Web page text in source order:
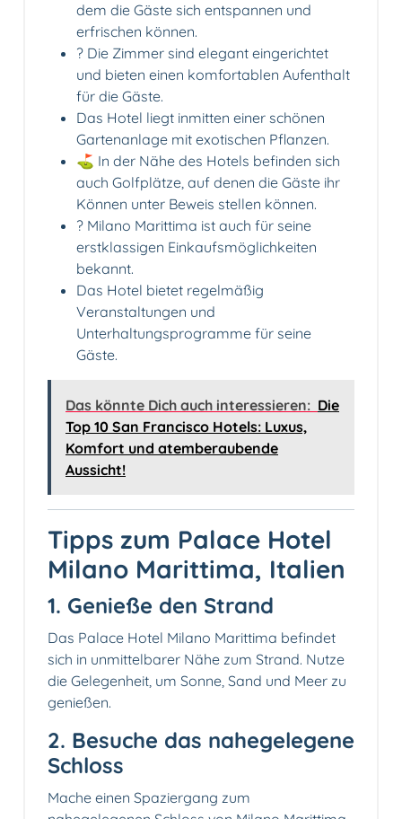
dem die Gäste sich entspannen und
erfrischen können.
?️ Die Zimmer sind elegant eingerichtet
und bieten einen komfortablen Aufenthalt
für die Gäste.
Das Hotel liegt inmitten einer schönen
Gartenanlage mit exotischen Pflanzen.
⛳️ In der Nähe des Hotels befinden sich
auch Golfplätze, auf denen die Gäste ihr
Können unter Beweis stellen können.
?️ Milano Marittima ist auch für seine
erstklassigen Einkaufsmöglichkeiten
bekannt.
Das Hotel bietet regelmäßig
Veranstaltungen und
Unterhaltungsprogramme für seine
Gäste.
Das könnte Dich auch interessieren: Die
Top 10 San Francisco Hotels: Luxus,
Komfort und atemberaubende
Aussicht!
Tipps zum Palace Hotel
Milano Marittima, Italien
1.️ Genieße den Strand
Das Palace Hotel Milano Marittima befindet
sich in unmittelbarer Nähe zum Strand. Nutze
die Gelegenheit, um Sonne, Sand und Meer zu
genießen.
2. Besuche das nahegelegene
Schloss
Mache einen Spaziergang zum